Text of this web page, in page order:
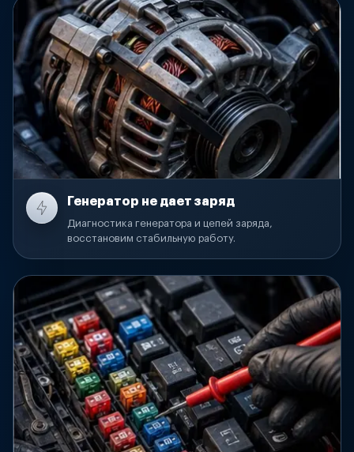
Генератор не дает заряд
Диагностика генератора и цепей заряда,
восстановим стабильную работу.